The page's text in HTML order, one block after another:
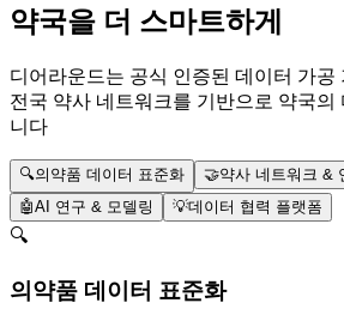
약국을 더 스마트하게
디어라운드는 공식 인증된 데이터 가공
전국 약사 네트워크를 기반으로 약국의
니다
🔍의약품 데이터 표준화 🤝약사 네트워크 &
🤖AI 연구 & 모델링 💡데이터 협력 플랫폼
🔍
의약품 데이터 표준화